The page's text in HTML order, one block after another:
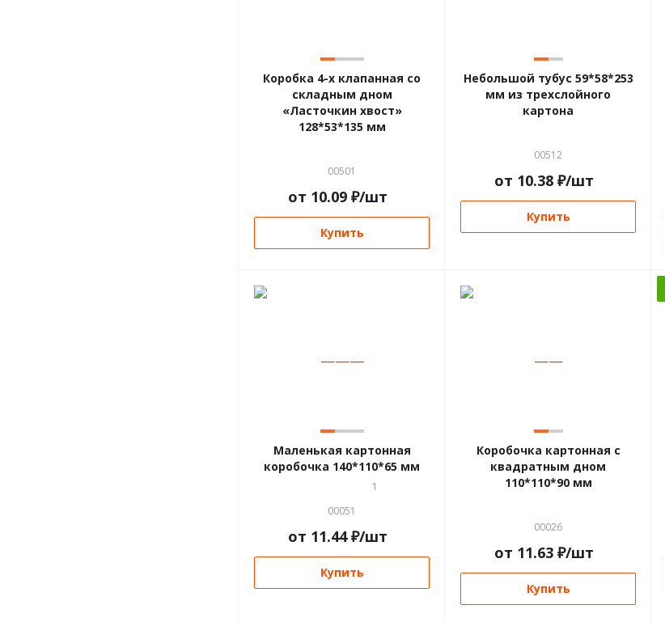
Коробка 4-х клапанная со
складным дном
«Ласточкин хвост»
128*53*135 мм
00501
от 10.09 ₽/шт
Купить
Небольшой тубус 59*58*253
мм из трехслойного
картона
00512
от 10.38 ₽/шт
Купить
———
Маленькая картонная
коробочка 140*110*65 мм
1
00051
от 11.44₽/шт
Купить
——
Коробочка картонная с
квадратным дном
110*110*90 мм
00026
от 11.63 ₽/шт
Купить